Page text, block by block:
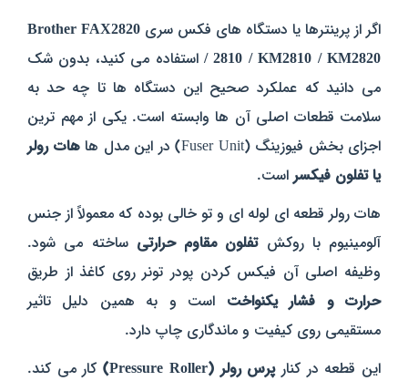
اگر از پرینترها یا دستگاه‌ های فکس سری Brother FAX2820
/ 2810 / KM2810 / KM2820 استفاده می‌ کنید، بدون شک
می‌ دانید که عملکرد صحیح این دستگاه‌ ها تا چه حد به
سلامت قطعات اصلی آن‌ ها وابسته است. یکی از مهم‌ ترین
اجزای بخش فیوزینگ (Fuser Unit) در این مدل‌ ها
هات رولر
یا تفلون فیکسر است.
هات رولر قطعه‌ ای لوله‌ ای و تو خالی بوده که معمولاً از جنس
آلومینیوم با روکشتفلون مقاوم حرارتی ساخته می‌ شود.
وظیفه اصلی آن فیکس کردن پودر تونر روی کاغذ از طریق
حرارت و فشار یکنواخت است و به همین دلیل تاثیر
مستقیمی روی کیفیت و ماندگاری چاپ دارد.
این قطعه در کنارپرس رولر (Pressure Roller)
کار می‌ کند.